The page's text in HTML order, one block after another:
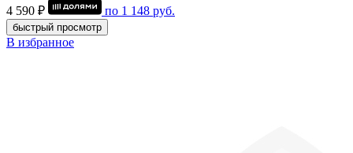
4 590 ₽
по 1 148 руб.
быстрый просмотр
В избранное